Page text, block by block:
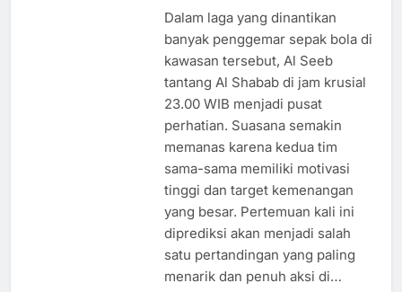
Dalam laga yang dinantikan
banyak penggemar sepak bola di
kawasan tersebut, Al Seeb
tantang Al Shabab di jam krusial
23.00 WIB menjadi pusat
perhatian. Suasana semakin
memanas karena kedua tim
sama-sama memiliki motivasi
tinggi dan target kemenangan
yang besar. Pertemuan kali ini
diprediksi akan menjadi salah
satu pertandingan yang paling
menarik dan penuh aksi di…